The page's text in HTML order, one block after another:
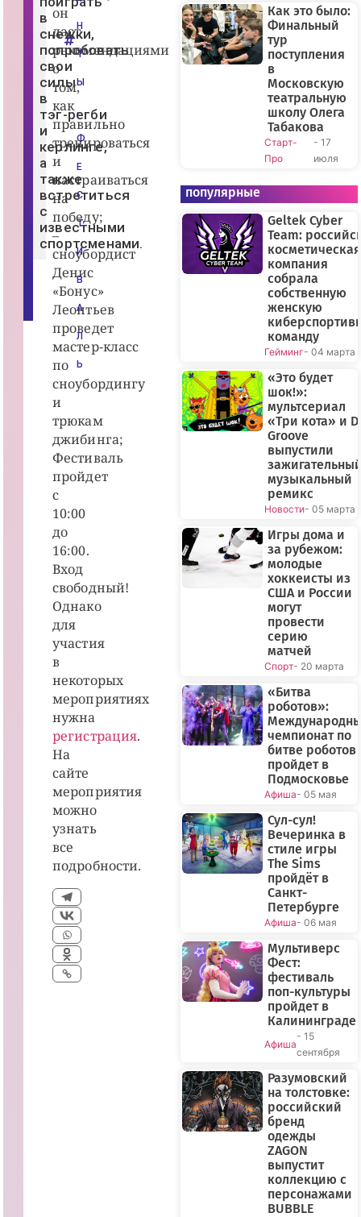
в
снежки,
попробовать
свои
силы
в
тэг‑регби
и
керлинге,
а
также
встретиться
с
известными
спортсменами.
он
даст
рекомендациями
о
том,
как
правильно
тренироваться
и
настраиваться
на
победу;
–
сноубордист
Денис
«Бонус»
Леонтьев
проведет
мастер‑класс
по
сноубордингу
и
трюкам
джибинга;
Фестиваль
пройдет
с
10:00
до
16:00.
Вход
свободный!
Однако
для
участия
в
некоторых
мероприятиях
нужна
регистрация.
На
сайте
мероприятия
можно
узнать
все
подробности.
Н
Т
Ы
,
Ф
Е
С
Т
И
В
А
Л
Ь
Как это было:
Финальный
тур
поступления
в
Московскую
театральную
школу Олега
Табакова
Старт-
Про
- 17
июля
популярные
Geltek Cyber
Team:
косметическая
компания
собрала
собственную
женскую
команду
Гейминг- 04 марта
«Это будет
шок!»:
мультсериал
«Три кота» и
Groove
выпустили
музыкальный
ремикс
Новости- 05 марта
Игры дома и
за рубежом:
молодые
хоккеисты из
США и России
могут
провести
серию
матчей
Спорт- 20 марта
«Битва
роботов»:
чемпионат по
битве роботов
пройдет в
Подмосковье
Афиша- 05 мая
Сул-сул!
Вечеринка в
стиле игры
The Sims
пройдёт в
Санкт-
Петербурге
Афиша- 06 мая
Мультиверс
Фест:
фестиваль
поп-культуры
пройдет в
Калининграде
Афиша
- 15
сентября
Разумовский
на толстовке:
российский
бренд
одежды
ZAGON
выпустит
коллекцию с
персонажами
BUBBLE